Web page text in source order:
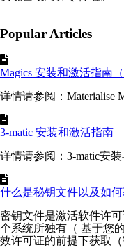
Popular Articles
Magics 安装和激活指南
详情请参阅：Materialise
3-matic 安装和激活指南
详情请参阅：3-matic安
什么是秘钥文件以及如
密钥文件是激活软件许
个系统所独有（ 基于您
效许可证的前提下获取